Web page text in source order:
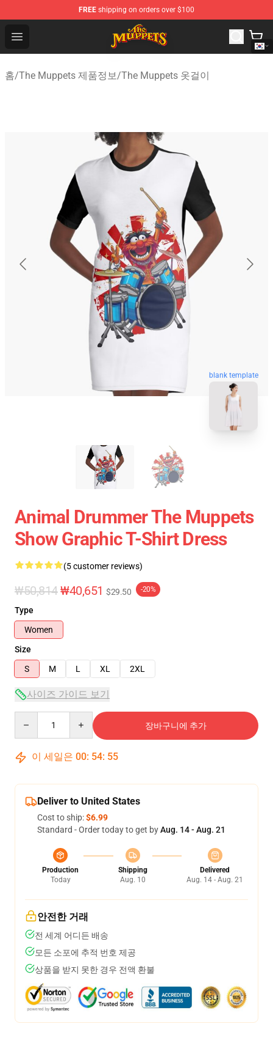
FREE shipping on orders over $100
Open menu
The Muppets Store - Official The Muppets Merchandise
홈/The Muppets 제품정보/The Muppets 옷걸이
blank template
Animal Drummer The Muppets
Show Graphic T-Shirt Dress
(5 customer reviews)
₩50,814₩40,651 $29.50 -20%
Type
Women
Size
S
M L XL 2XL
사이즈 가이드 보기
장바구니에 추가
이 세일은 00: 54: 54
Deliver to United States
Cost to ship:$6.99
Standard - Order today to get byAug. 14 - Aug. 21
Production
Today
Shipping
Aug. 10
Delivered
Aug. 14 - Aug. 21
안전한 거래
전 세계 어디든 배송
모든 소포에 추적 번호 제공
상품을 받지 못한 경우 전액 환불